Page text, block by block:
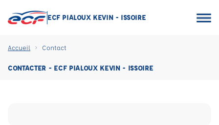
ECF PIALOUX KEVIN - ISSOIRE
Accueil Contact
CONTACTER - ECF PIALOUX KEVIN - ISSOIRE